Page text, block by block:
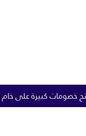
تحميل الشحنات عبر